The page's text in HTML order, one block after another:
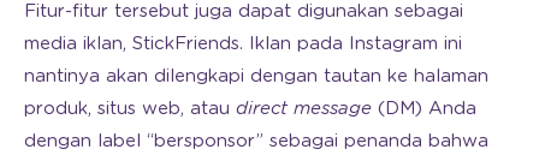
Fitur-fitur tersebut juga dapat digunakan sebagai
media iklan, StickFriends. Iklan pada Instagram ini
nantinya akan dilengkapi dengan tautan ke halaman
produk, situs web, atau direct message (DM) Anda
dengan label “bersponsor” sebagai penanda bahwa